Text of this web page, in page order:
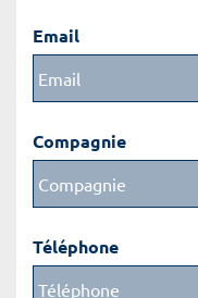
Email
Compagnie
Téléphone